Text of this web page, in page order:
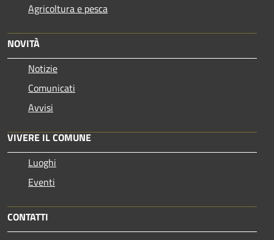
Agricoltura e pesca
NOVITÀ
Notizie
Comunicati
Avvisi
VIVERE IL COMUNE
Luoghi
Eventi
CONTATTI